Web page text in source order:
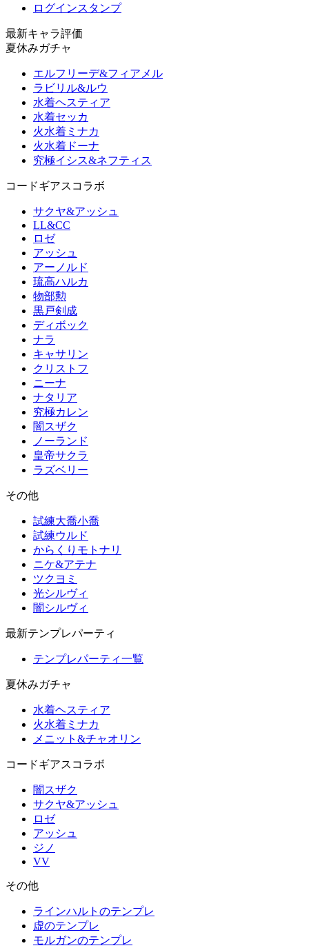
ログインスタンプ
最新キャラ評価
夏休みガチャ
エルフリーデ&フィアメル
ラビリル&ルウ
水着ヘスティア
水着セッカ
火水着ミナカ
火水着ドーナ
究極イシス&ネフティス
コードギアスコラボ
サクヤ&アッシュ
LL&CC
ロゼ
アッシュ
アーノルド
琉高ハルカ
物部勲
黒戸剣成
ディボック
ナラ
キャサリン
クリストフ
ニーナ
ナタリア
究極カレン
闇スザク
ノーランド
皇帝サクラ
ラズベリー
その他
試練大喬小喬
試練ウルド
からくりモトナリ
ニケ&アテナ
ツクヨミ
光シルヴィ
闇シルヴィ
最新テンプレパーティ
テンプレパーティ一覧
夏休みガチャ
水着ヘスティア
火水着ミナカ
メニット&チャオリン
コードギアスコラボ
闇スザク
サクヤ&アッシュ
ロゼ
アッシュ
ジノ
VV
その他
ラインハルトのテンプレ
虚のテンプレ
モルガンのテンプレ